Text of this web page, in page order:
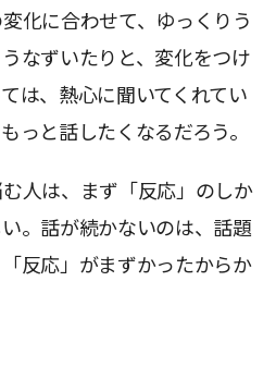
化に合わせて、ゆっくりう
なずいたりと、変化をつけ
は、熱心に聞いてくれてい
っと話したくなるだろう。
む人は、まず「反応」のしか
。話が続かないのは、話題
反応」がまずかったからか